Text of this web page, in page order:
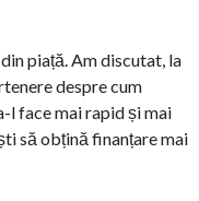
piață. Am discutat, la
despre cum
l face mai rapid și mai
să obțină finanțare mai